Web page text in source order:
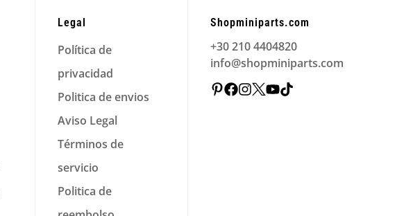
Legal
Política de
privacidad
Politica de envios
Aviso Legal
Términos de
servicio
Politica de
Shopminiparts.com
+30 210 4404820
info@shopminiparts.com